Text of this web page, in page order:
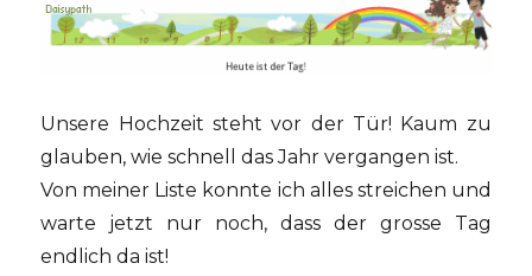
Unsere Hochzeit steht vor der Tür! Kaum zu
glauben, wie schnell das Jahr vergangen ist.
Von meiner Liste konnte ich alles streichen und
warte jetzt nur noch, dass der grosse Tag
endlich da ist!